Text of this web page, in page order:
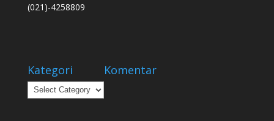
(021)-4258809
Kategori
Kategori
Komentar